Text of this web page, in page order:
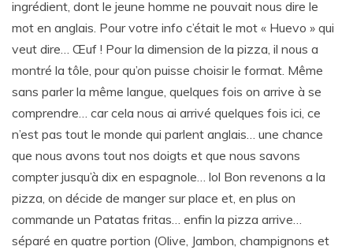
ingrédient, dont le jeune homme ne pouvait nous dire le
mot en anglais. Pour votre info c’était le mot « Huevo » qui
veut dire… Œuf ! Pour la dimension de la pizza, il nous a
montré la tôle, pour qu’on puisse choisir le format. Même
sans parler la même langue, quelques fois on arrive à se
comprendre… car cela nous ai arrivé quelques fois ici, ce
n’est pas tout le monde qui parlent anglais… une chance
que nous avons tout nos doigts et que nous savons
compter jusqu’à dix en espagnole… lol Bon revenons a la
pizza, on décide de manger sur place et, en plus on
commande un Patatas fritas… enfin la pizza arrive…
séparé en quatre portion (Olive, Jambon, champignons et